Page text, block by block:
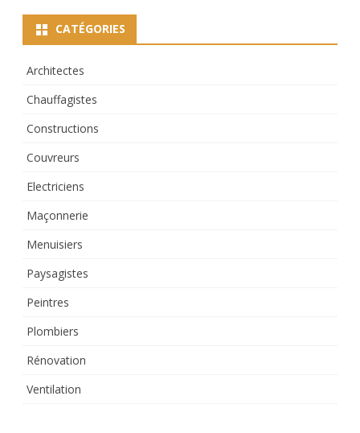
CATÉGORIES
Architectes
Chauffagistes
Constructions
Couvreurs
Electriciens
Maçonnerie
Menuisiers
Paysagistes
Peintres
Plombiers
Rénovation
Ventilation